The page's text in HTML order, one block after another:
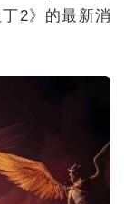
2》的最新消